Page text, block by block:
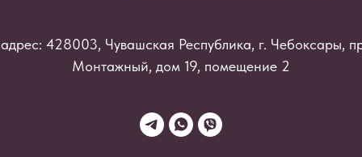
428003, Чувашская Республика, г. Чебоксары,
Монтажный, дом 19, помещение 2